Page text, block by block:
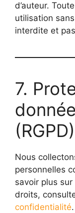
d’auteur.
utilisation
interdite et
7.
(RGPD)
Nous
personnelles
savoir plus
droits,
confidentialité.